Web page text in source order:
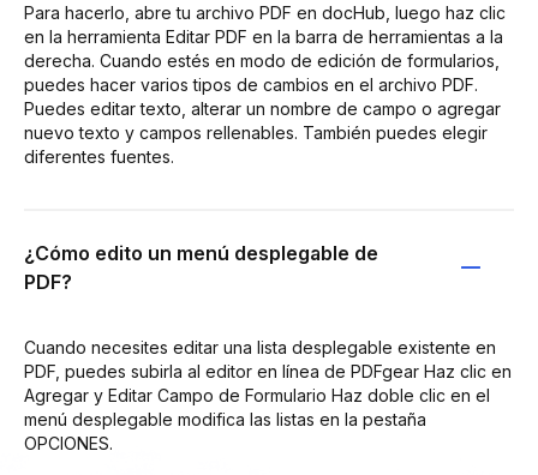
Para hacerlo, abre tu archivo PDF en docHub, luego haz clic
en la herramienta Editar PDF en la barra de herramientas a la
derecha. Cuando estés en modo de edición de formularios,
puedes hacer varios tipos de cambios en el archivo PDF.
Puedes editar texto, alterar un nombre de campo o agregar
nuevo texto y campos rellenables. También puedes elegir
diferentes fuentes.
¿Cómo edito un menú desplegable de
PDF?
Cuando necesites editar una lista desplegable existente en
PDF, puedes subirla al editor en línea de PDFgear Haz clic en
Agregar y Editar Campo de Formulario Haz doble clic en el
menú desplegable modifica las listas en la pestaña
OPCIONES.